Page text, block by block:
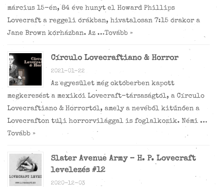
március 15-én, 84 éve hunyt el Howard Phillips
Lovecraft a reggeli órákban, hivatalosan 7:15 órakor a
Jane Brown kórházban. Az …Tovább »
Círculo Lovecraftiano & Horror
2021-01-22
Az egyesület még októberben kapott
megkeresést a mexikói Lovecraft-társaságtól, a Círculo
Lovecraftiano & Horrortól, amely a nevéből kitűnően a
Lovecrafton túli horrorvilággal is foglalkozik. Némi …
Tovább »
Slater Avenue Army – H. P. Lovecraft
levelezés #12
2020-12-03